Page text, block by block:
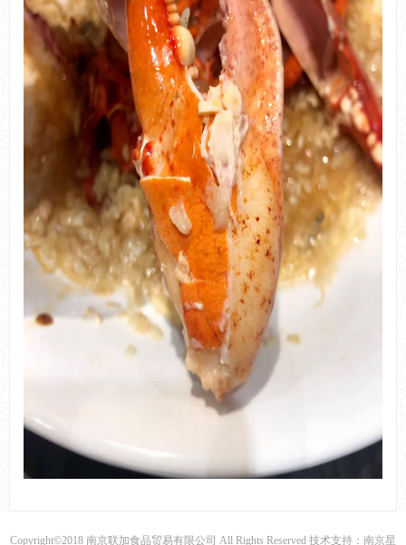
Copyright©2018 南京联加食品贸易有限公司 All Rights Reserved 技术支持：南京星